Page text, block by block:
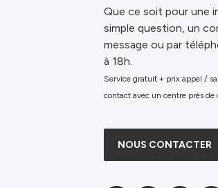
Que ce soit pour une
simple question, un
message ou par
à 18h.
Service gratuit + prix appel /
contact avec un centre près de
NOUS CONTACTER